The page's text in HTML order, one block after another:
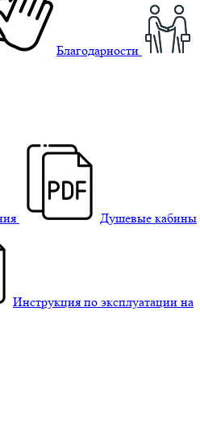
Благодарности
Душевые кабины
Инструкция по эксплуатации на